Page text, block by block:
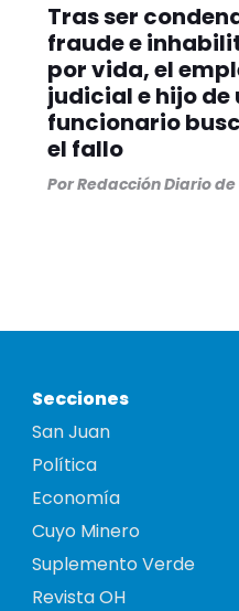
Tras ser
fraude e
por vida, el
judicial e hijo de
funcionario
el fallo
PorRedacción Diario
Secciones
San Juan
Política
Economía
Cuyo Minero
Suplemento Verde
Revista OH